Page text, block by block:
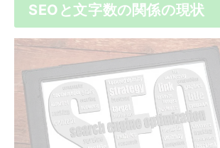
SEOと文字数の関係の現状